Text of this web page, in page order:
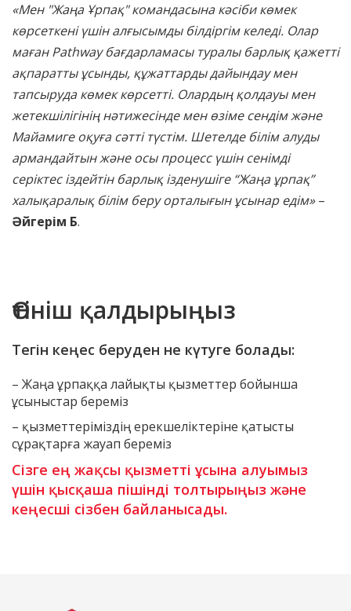
«Мен "Жаңа Ұрпақ" командасына кәсіби көмек
көрсеткені үшін алғысымды білдіргім келеді. Олар
маған Pathway бағдарламасы туралы барлық қажетті
ақпаратты ұсынды, құжаттарды дайындау мен
тапсыруда көмек көрсетті. Олардың қолдауы мен
жетекшілігінің нәтижесінде мен өзіме сендім және
Майамиге оқуға сәтті түстім. Шетелде білім алуды
армандайтын және осы процесс үшін сенімді
серіктес іздейтін барлық ізденушіге “Жаңа ұрпақ”
халықаралық білім беру орталығын ұсынар едім»–
Әйгерім Б.
Өтініш қалдырыңыз
Тегін кеңес беруден не күтуге болады:
– Жаңа ұрпаққа лайықты қызметтер бойынша
ұсыныстар береміз
– қызметтеріміздің ерекшеліктеріне қатысты
сұрақтарға жауап береміз
Сізге ең жақсы қызметті ұсына алуымыз
үшін қысқаша пішінді толтырыңыз және
кеңесші сізбен байланысады.